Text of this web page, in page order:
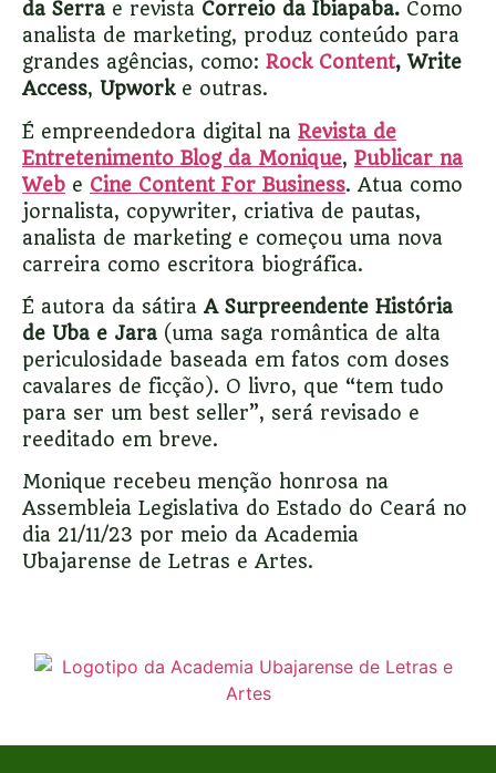
da Serra e revista Correio da Ibiapaba. Como
analista de marketing, produz conteúdo para
grandes agências, como: Rock Content, Write
Access, Upworke outras.
É empreendedora digital na Revista de
Entretenimento Blog da Monique, Publicar na
Web e Cine Content For Business. Atua como
jornalista, copywriter, criativa de pautas,
analista de marketing e começou uma nova
carreira como escritora biográfica.
É autora da sátira A Surpreendente História
de Uba e Jara (uma saga romântica de alta
periculosidade baseada em fatos com doses
cavalares de ficção). O livro, que “tem tudo
para ser um best seller”, será revisado e
reeditado em breve.
Monique recebeu menção honrosa na
Assembleia Legislativa do Estado do Ceará no
dia 21/11/23 por meio da Academia
Ubajarense de Letras e Artes.